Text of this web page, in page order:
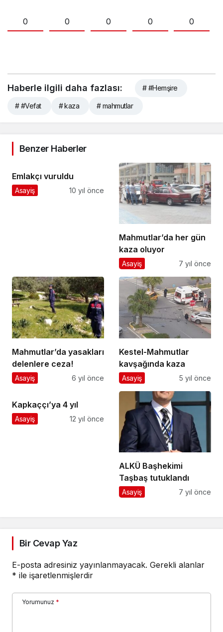
0 0 0 0 0
Haberle ilgili daha fazlası: # #Hemşire
# #Vefat # kaza # mahmutlar
Benzer Haberler
Emlakçı vuruldu
Asayiş 10 yıl önce
Mahmutlar’da her gün
kaza oluyor
Asayiş 7 yıl önce
Mahmutlar’da yasakları
delenlere ceza!
Asayiş 6 yıl önce
Kestel-Mahmutlar
kavşağında kaza
Asayiş 5 yıl önce
Kapkaççı’ya 4 yıl
Asayiş 12 yıl önce
ALKÜ Başhekimi
Taşbaş tutuklandı
Asayiş 7 yıl önce
Bir Cevap Yaz
E-posta adresiniz yayınlanmayacak. Gerekli alanlar
* ile işaretlenmişlerdir
Yorumunuz *